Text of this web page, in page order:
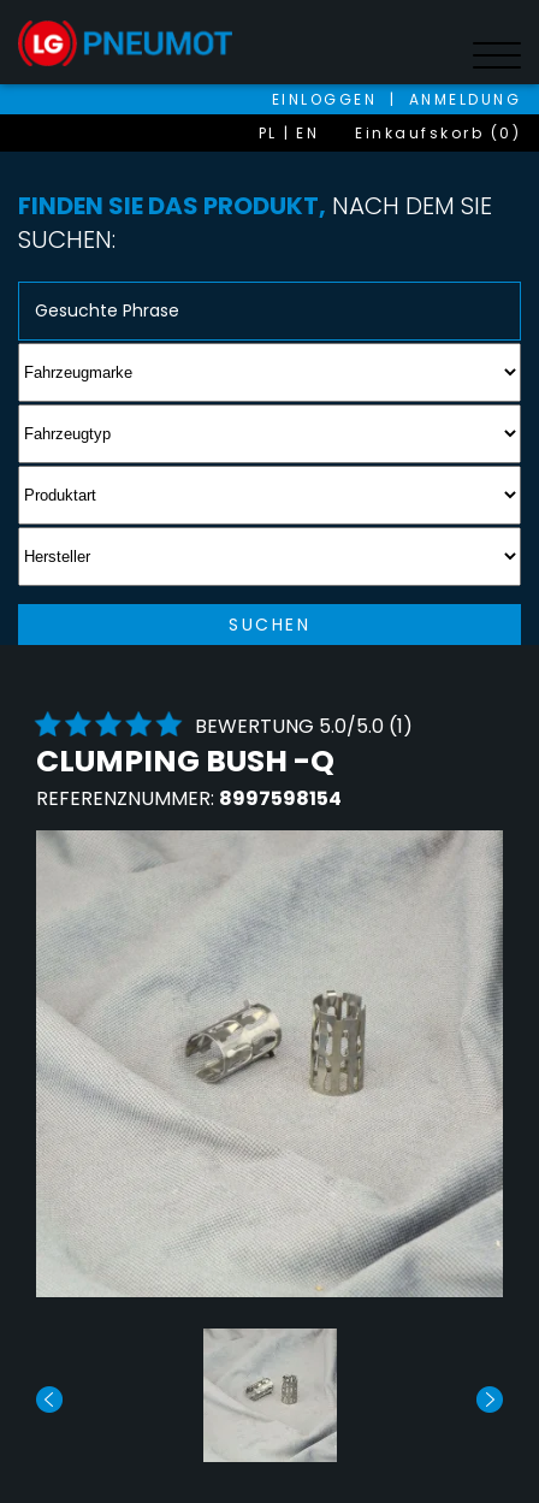
EINLOGGEN |
ANMELDUNG
PL
EN Einkaufskorb (0)
FINDEN SIE DAS PRODUKT, NACH DEM SIE
SUCHEN:
SUCHEN
BEWERTUNG 5.0/5.0 (1)
CLUMPING BUSH -Q
REFERENZNUMMER: 8997598154